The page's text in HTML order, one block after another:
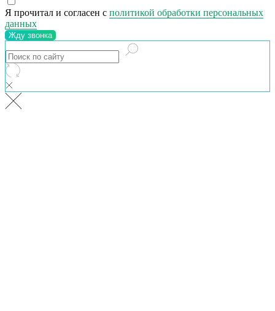
Я прочитал и согласен с политикой обработки персональных
данных
Жду звонка